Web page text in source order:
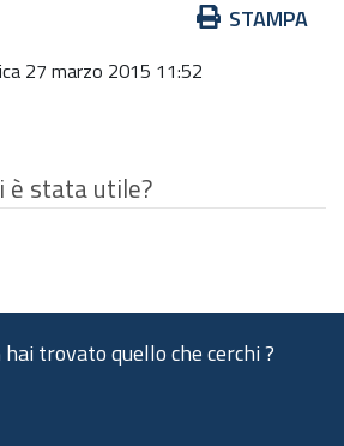
STAMPA
27 marzo 2015 11:52
è stata utile?
hai trovato quello che cerchi ?